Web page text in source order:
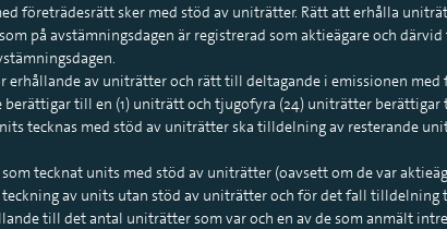
företrädesrätt sker med stöd av uniträtter. Rätt att erhålla
på avstämningsdagen är registrerad som aktieägare och
erhållande av uniträtter och rätt till deltagande i emissionen med
till en (1) uniträtt och tjugofyra (24) uniträtter berättigar
tecknas med stöd av uniträtter ska tilldelning av resterande
tecknat units med stöd av uniträtter (oavsett om de var
av units utan stöd av uniträtter och för det fall
till det antal uniträtter som var och en av de som anmält